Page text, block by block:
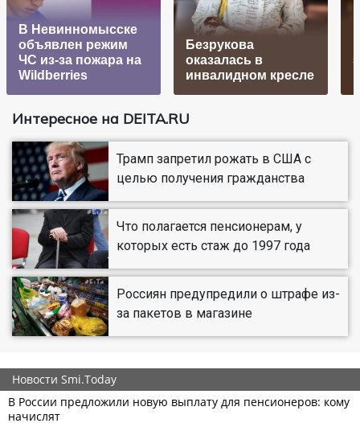
В Невинномысске
объявлен режим
ЧС из-за пожара на
Wildberries
Безрукова
оказалась в
инвалидном кресле
Интересное на DEITA.RU
Трамп запретил рожать в США с
целью получения гражданства
Что полагается пенсионерам, у
которых есть стаж до 1997 года
Россиян предупредили о штрафе из-
за пакетов в магазине